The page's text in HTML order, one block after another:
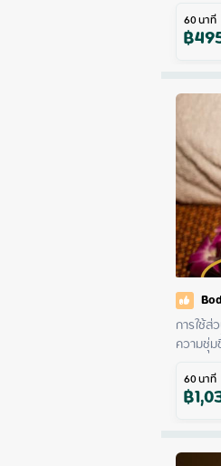
60นาที
฿
การใช้
ความชุ่ม
60นาที
฿